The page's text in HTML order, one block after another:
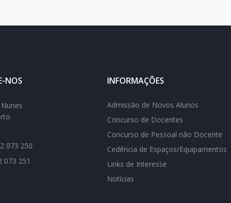
NOS
073 250
073 251
INFORMAÇÕES
Admissão de Novos Alunos
Concurso de Docentes
Concurso de Pessoal não Docente
Cedência de Espaços/Equipamentos
Links de Interesse
Notícias